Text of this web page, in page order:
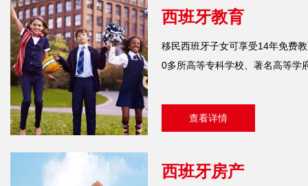
西班牙教育
移民西班牙子女可享受14年免费
0多所高等专科学校、著名高等学
查看详情
西班牙房产